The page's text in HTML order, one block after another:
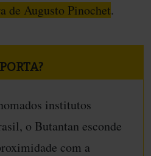
de Augusto Pinochet.
institutos
o Butantan esconde
com a